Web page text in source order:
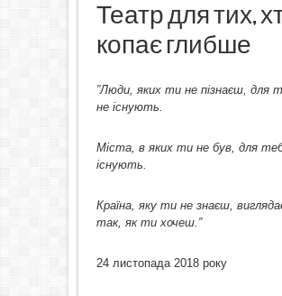
Театр для тих,
копає глибше
”Люди, яких ти не пізнаєш, для
не існують.
Міста, в яких ти не був, для
існують.
Країна, яку ти не знаєш,
так, як ти хочеш.”
24 листопада 2018 року